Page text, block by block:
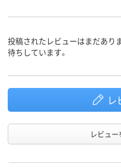
投稿されたレビューはまだあり
待ちしています。
レ
レビュ